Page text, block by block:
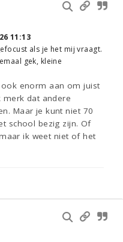
11:13
als je het mij vraagt.
gek, kleine
enorm aan om juist
dat andere
Maar je kunt niet 70
school bezig zijn. Of
ik weet niet of het